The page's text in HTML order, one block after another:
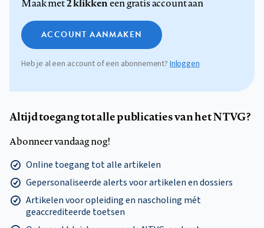
Maak met2 klikkeneen gratis account aan
ACCOUNT AANMAKEN
Heb je al een account of een abonnement?Inloggen
Altijd toegang tot alle publicaties van het NTVG?
Abonneer vandaag nog!
Online toegang tot alle artikelen
Gepersonaliseerde alerts voor artikelen en dossiers
Artikelen voor opleiding en nascholing mét
geaccrediteerde toetsen